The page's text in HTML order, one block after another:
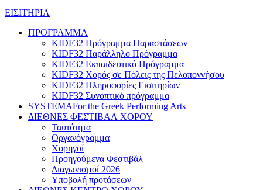
ΕΙΣΙΤΗΡΙΑ
ΠΡΟΓΡΑΜΜΑ
KIDF32 Πρόγραμμα Παραστάσεων
KIDF32 Παράλληλο Πρόγραμμα
KIDF32 Εκπαιδευτικό Πρόγραμμα
KIDF32 Χορός σε Πόλεις της Πελοποννήσου
KIDF32 Πληροφορίες Εισιτηρίων
KIDF32 Συνοπτικό πρόγραμμα
SYSTEMAFor the Greek Performing Arts
ΔΙΕΘΝΕΣ ΦΕΣΤΙΒΑΛ ΧΟΡΟΥ
Ταυτότητα
Οργανόγραμμα
Χορηγοί
Προηγούμενα Φεστιβάλ
Διαγωνισμοί 2026
Υποβολή προτάσεων